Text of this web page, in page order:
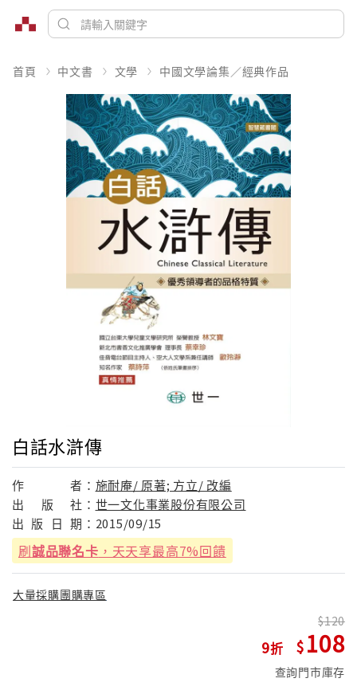
首頁 中文書 文學 中國文學論集／經典作品
白話水滸傳
作 者： 施耐庵/ 原著; 方立/ 改編
出
版 社： 世一文化事業股份有限公司
出 版 日 期： 2015/09/15
刷誠品聯名卡 ，天天享最高7%回饋
大量採購團購專區
9
120
108
查詢門市庫存